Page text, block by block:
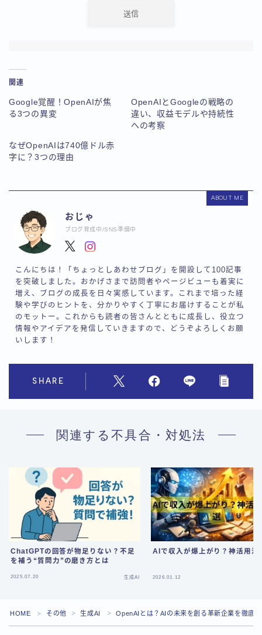
Follow Me
関連
Google覚醒！OpenAIが焦
る3つの異変
OpenAIとGoogleの戦略の
違い、収益モデルや持続性
への考察
なぜOpenAIは740億ドル赤
字に？3つの理由
ABOUT ME
おじゃ
ブログ育成中/SNS準備中
こんにちは！「ちょっとしあわせブログ」を開設して100記事
を突破しました。おかげさまで訪問者やページビューも着実に
増え、ブログの成長を日々実感しています。これまで培った経
験や学びのヒントを、分かりやすく丁寧にお届けすることが私
のモットー。これからも読者の皆さんとともに成長し、役立つ
情報やアイデアを発信していきますので、どうぞよろしくお願
いします！
SHARE
関連する不具合・対処法
ChatGPTの回答が物足りない？不足
を補う“質問力”の磨き方とは
2025.07.20 生成AI
AIで収入が爆上がり？神活用法
2026.01.12
HOME ＞ その他 ＞ 生成AI ＞ OpenAIとは？AIの未来を創る革新企業を徹底